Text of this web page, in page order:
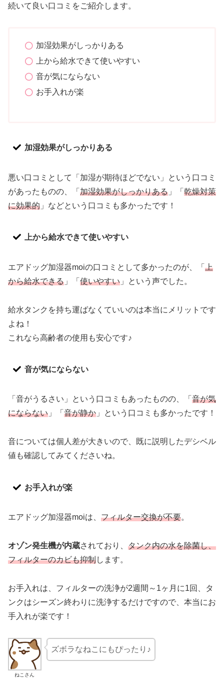
続いて良い口コミをご紹介します。
加湿効果がしっかりある
上から給水できて使いやすい
音が気にならない
お手入れが楽
加湿効果がしっかりある
悪い口コミとして「加湿が期待ほどでない」という口コミ
があったものの、「 加湿効果がしっかりある 」「 乾燥対策
に効果的 」などという口コミも多かったです！
上から給水できて使いやすい
エアドッグ加湿器moiの口コミとして多かったのが、「 上
から給水できる 」「 使いやすい 」という声でした。
給水タンクを持ち運ばなくていいのは本当にメリットです
よね！
これなら高齢者の使用も安心です♪
音が気にならない
「音がうるさい」という口コミもあったものの、「 音が気
にならない 」「 音が静か 」という口コミも多かったです！
音については個人差が大きいので、既に説明したデシベル
値も確認してみてくださいね。
お手入れが楽
エアドッグ加湿器moiは、 フィルター交換が不要。
オゾン発生機が内蔵されており、 タンク内の水を除菌し、
フィルターのカビも抑制します。
お手入れは、フィルターの洗浄が2週間～1ヶ月に1回、タ
ンクはシーズン終わりに洗浄するだけですので、本当にお
手入れが楽です！
ねこさん
ズボラなねこにもぴったり♪